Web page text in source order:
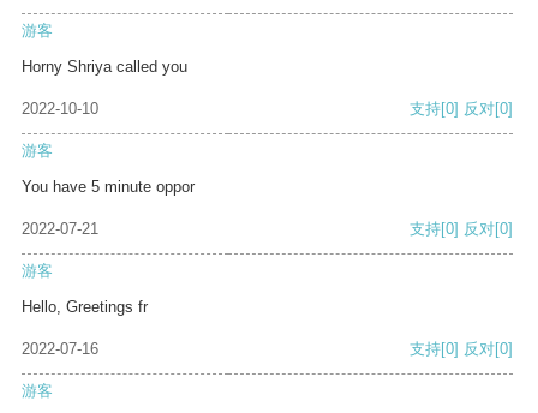
游客
Horny Shriya called you
2022-10-10 支持[0] 反对[0]
游客
You have 5 minute oppor
2022-07-21 支持[0] 反对[0]
游客
Hello, Greetings fr
2022-07-16 支持[0] 反对[0]
游客